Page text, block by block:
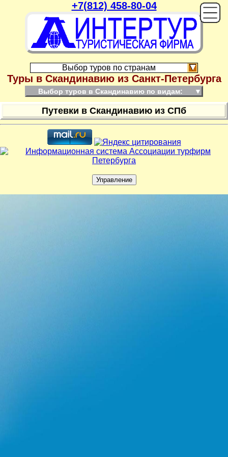
+7(812) 458-80-04
Выбор туров по странам
Туры в Скандинавию из Санкт-Петербурга
Выбор туров в Скандинавию по видам: ▼
Путевки в Скандинавию из СПб